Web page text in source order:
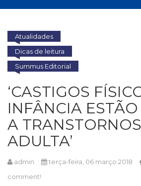
(95)
Depoimentos,
Vivências
(104)
Ciências
Sociais
(102)
Cinema
(23)
Comportamento
(418)
Comunicação
Corpo
Atualidades
Dicas de leitura
Summus Editorial
‘CASTIGOS
INFÂNCIA
A
ADULTA’
admin terça-feira, 06 março 2018
comment!